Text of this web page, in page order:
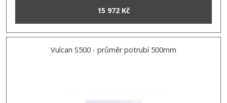
15 972 Kč
Vulcan S500 - průměr potrubí 500mm